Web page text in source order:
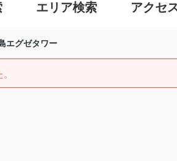
エリア検索 アクセ
エグゼタワー